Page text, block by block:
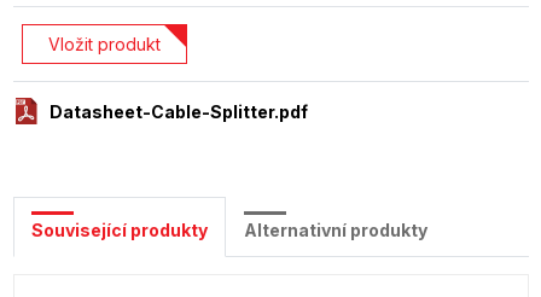
Datasheet-Cable-Splitter.pdf
Vložit produkt
Související produkty Alternativní produkty